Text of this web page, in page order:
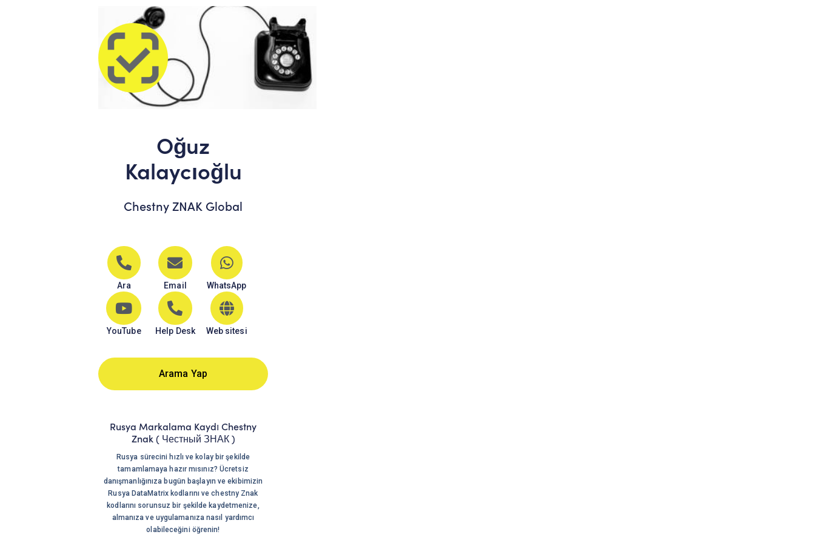
Oğuz
Kalaycıoğlu
Chestny ZNAK Global
Ara Email WhatsApp
YouTube Help Desk Web sitesi
Arama Yap
Rusya Markalama Kaydı Chestny
Znak ( Честный ЗНАК )
Rusya sürecini hızlı ve kolay bir şekilde
tamamlamaya hazır mısınız? Ücretsiz
danışmanlığınıza bugün başlayın ve ekibimizin
Rusya DataMatrix kodlarını ve chestny Znak
kodlarını sorunsuz bir şekilde kaydetmenize,
almanıza ve uygulamanıza nasıl yardımcı
olabileceğini öğrenin!